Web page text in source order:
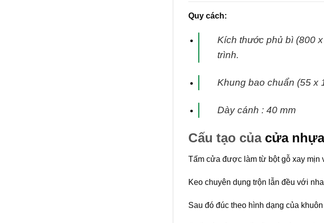
Quy cách:
Kích thước phủ bì (800
trình.
Khung bao chuẩn (55 x
Dày cánh : 40 mm
Cấu tạo của cửa
Tấm cửa được làm từ bột gỗ xay mịn
Keo chuyên dụng trộn lẫn đều với
Sau đó đúc theo hình dạng của